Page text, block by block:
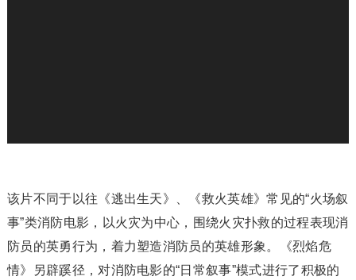
该片不同于以往《逃出生天》、《救火英雄》常见的“火场叙
事”类消防电影，以火灾为中心，围绕火灾扑救的过程表现消
防员的英勇行为，着力塑造消防员的英雄形象。《烈焰危
情》另辟蹊径，对消防电影的“日常叙事”模式进行了积极的